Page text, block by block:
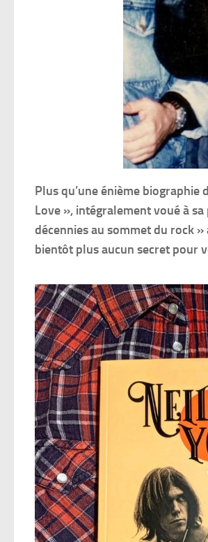
Plus qu’une énième
Love », intégralement voué à
décennies au sommet du rock
bientôt plus aucun secret pour